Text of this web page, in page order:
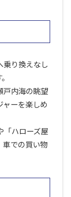
乗り換えなし
戸内海の眺望
ーを楽しめ
「ハローズ屋
車での買い物